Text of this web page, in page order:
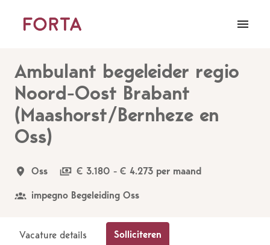
Homepagina
Ambulant begeleider regio
Noord-Oost Brabant
(Maashorst/Bernheze en
Oss)
Oss € 3.180 - € 4.273 per maand
impegno Begeleiding Oss
Vacature details Solliciteren